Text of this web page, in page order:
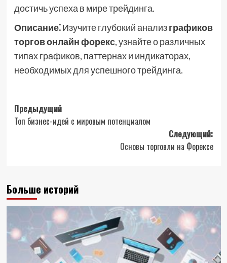
достичь успеха в мире трейдинга.
Описание⁚Изучите глубокий анализграфиков
торгов онлайн форекс, узнайте о различных
типах графиков, паттернах и индикаторах,
необходимых для успешного трейдинга.
Навигация
записи
Предыдущий
Топ бизнес-идей с мировым потенциалом
Следующий:
Основы торговли на Форексе
Больше историй